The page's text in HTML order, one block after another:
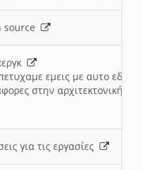
source
εμεις με αυτο εδω
στην αρχιτεκτονική
για τις εργασίες